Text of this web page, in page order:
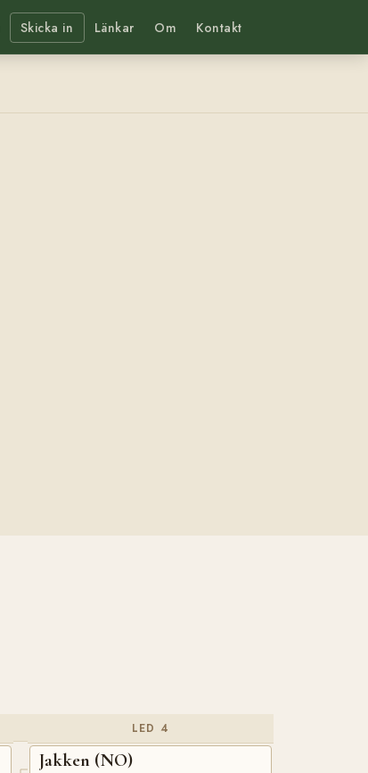
Skicka in Länkar Om Kontakt
LED 4
Jakken (NO)